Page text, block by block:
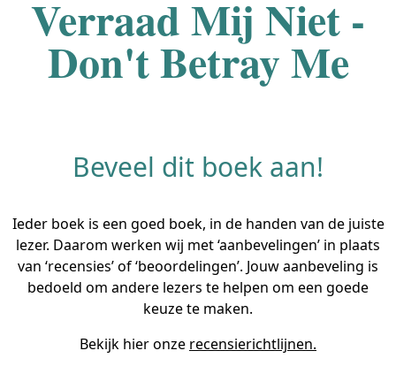
Verraad Mij Niet -
Don't Betray Me
Beveel dit boek aan!
Ieder boek is een goed boek, in de handen van de juiste
lezer. Daarom werken wij met ‘aanbevelingen’ in plaats
van ‘recensies’ of ‘beoordelingen’. Jouw aanbeveling is
bedoeld om andere lezers te helpen om een goede
keuze te maken.
Bekijk hier onze recensierichtlijnen.